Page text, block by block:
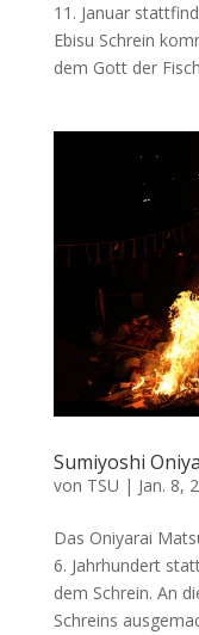
11. Januar
Ebisu Schrein
dem Gott der
Sumiyoshi
von TSU | Jan. 8,
Das Oniyarai
6. Jahrhundert
dem Schrein. An
Schreins